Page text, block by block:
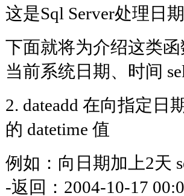
这是Sql Server处理日
下面就将为介绍这类
当前系统日期、时间
2. dateadd 在向指定
的 datetime 值
例如：向日期加上2天
-返回：2004-10-17